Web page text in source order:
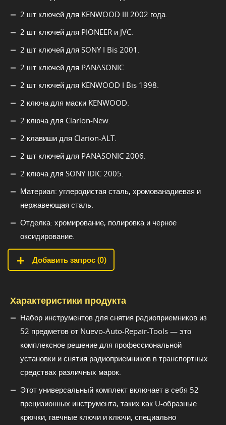
2 шт ключей для KENWOOD III 2002 года.
2 шт ключей для PIONEER и JVC.
2 шт ключей для SONY I Bis 2001.
2 шт ключей для PANASONIC.
2 шт ключей для KENWOOD I Bis 1998.
2 ключа для маски KENWOOD.
2 ключа для Clarion-New.
2 клавиши для Clarion-ALT.
2 шт ключей для PANASONIC 2006.
2 ключа для SONY IDIC 2005.
Материал: углеродистая сталь, хромованадиевая и
нержавеющая сталь.
Отделка: хромирование, полировка и черное
оксидирование.
Добавить запрос (0)
Характеристики продукта
Набор инструментов для снятия радиоприемников из
52 предметов от Nuevo-Auto-Repair-Tools — это
комплексное решение для профессиональной
установки и снятия радиоприемников в транспортных
средствах различных марок.
Этот универсальный комплект включает в себя 52
прецизионных инструмента, таких как U-образные
крючки, гаечные ключи и ключи, специально